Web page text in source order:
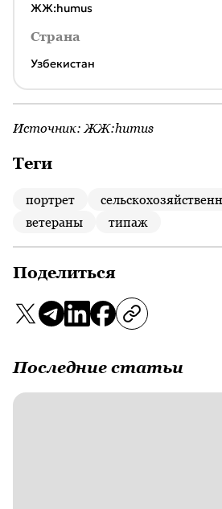
ЖЖ:humus
Страна
Узбекистан
Источник: ЖЖ:humus
Теги
портрет
ветераны
типаж
Поделиться
Последние статьи